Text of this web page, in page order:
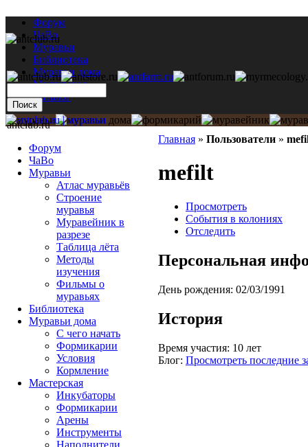
Форум
ЧаВо
Муравьи
Библиотека
Муравьи дома
Мастерская
Каталог
Главная » Пользователи »
mefilt
Просмотреть
События в колониях
Отследить
Персональная
День рождения: 02/03/1991
История
Время участия: 10 лет
Блог: Просмотреть последние
antclub.ru
Форум
ЧаВо
Муравьи
Атлас муравьёв
Строение
муравья
Муравейник в
разрезе
Таблица лёта
Методы
изучения
Фильмы о
муравьях
Библиотека
Муравьи дома
С чего начать
Формикарии
Условия
Кормление
Мастерская
Инкубаторы
Формикарии
Арены
Инструменты
Наполнители